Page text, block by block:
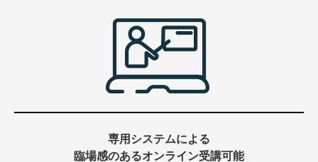
専用システムによる
臨場感のあるオンライン受講可能